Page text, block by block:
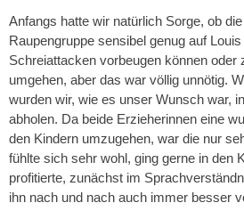
Anfangs hatte wir natürlich Sorge, ob
Raupengruppe sensibel genug auf
Schreiattacken vorbeugen können oder
umgehen, aber das war völlig unnötig.
wurden wir, wie es unser Wunsch war,
abholen. Da beide Erzieherinnen eine
den Kindern umzugehen, war die nur
fühlte sich sehr wohl, ging gerne in den
profitierte, zunächst im
ihn nach und nach auch immer besser